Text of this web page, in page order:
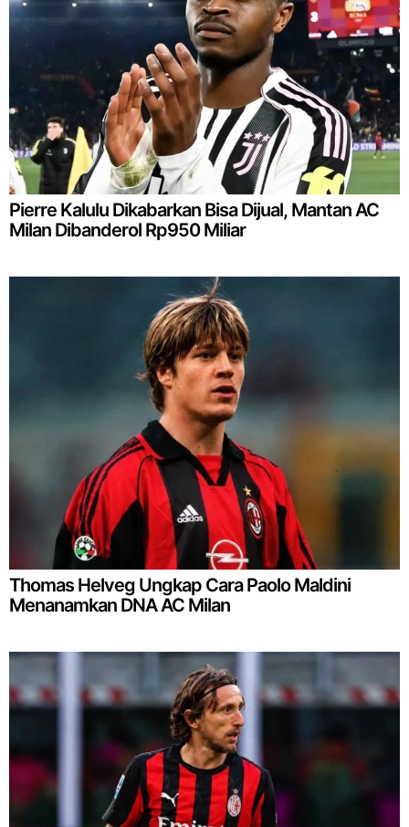
Pierre Kalulu Dikabarkan Bisa Dijual, Mantan AC
Milan Dibanderol Rp950 Miliar
Thomas Helveg Ungkap Cara Paolo Maldini
Menanamkan DNA AC Milan